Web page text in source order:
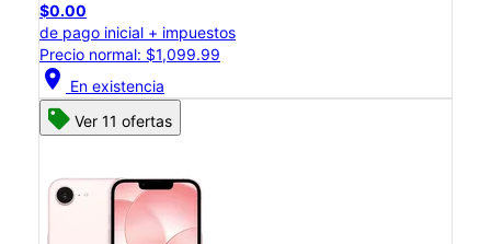
$0.00
de pago inicial + impuestos
Precio normal: $1,099.99
location_on En existencia
Ver 11 ofertas